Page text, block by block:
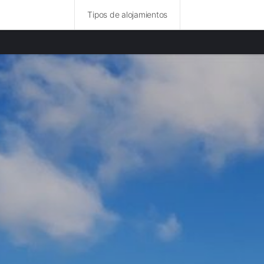
Tipos de alojamientos